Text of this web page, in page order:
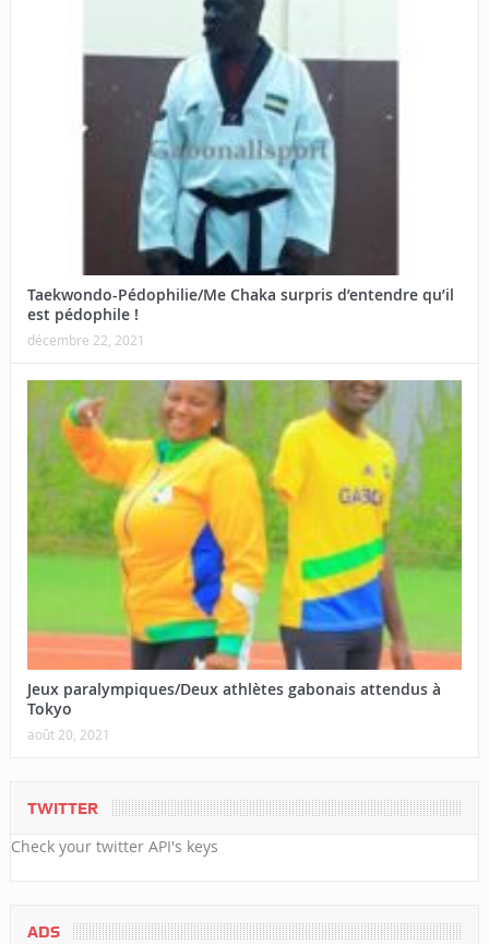
Taekwondo-Pédophilie/Me Chaka surpris d’entendre qu’il
est pédophile !
décembre 22, 2021
Jeux paralympiques/Deux athlètes gabonais attendus à
Tokyo
août 20, 2021
TWITTER
Check your twitter API's keys
ADS